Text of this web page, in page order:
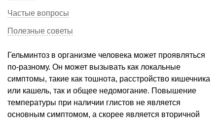
Частые вопросы
Полезные советы
Гельминтоз в организме человека может проявляться
по-разному. Он может вызывать как локальные
симптомы, такие как тошнота, расстройство кишечника
или кашель, так и общее недомогание. Повышение
температуры при наличии глистов не является
основным симптомом, а скорее является вторичной